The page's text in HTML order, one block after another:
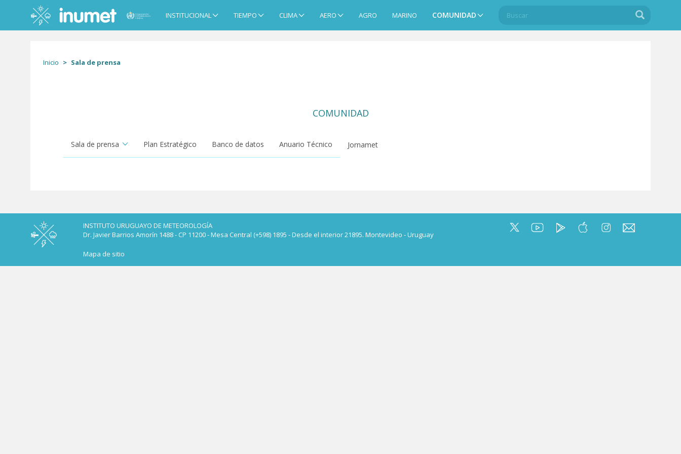
principal
Main
navigation
INSTITUCIONAL TIEMPO CLIMA AERO AGRO MARINO COMUNIDAD
Search
Buscar
Inicio Sala de prensa
COMUNIDAD
Sala de prensa Plan Estratégico Banco de datos Anuario Técnico Jornamet
INSTITUTO URUGUAYO DE METEOROLOGÍA
Dr. Javier Barrios Amorín 1488 - CP 11200 - Mesa Central (+598) 1895 - Desde el interior 21895. Montevideo - Uruguay
Mapa de sitio